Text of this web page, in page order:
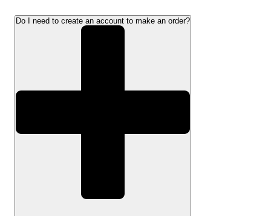
Do I need to create an account to make an order?